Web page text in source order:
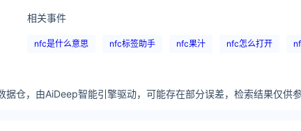
相关事件
nfc是什么意思 nfc标签助手 nfc果汁 nfc怎么打开
据仓，由AiDeep智能引擎驱动，可能存在部分误差，检索结果仅供参